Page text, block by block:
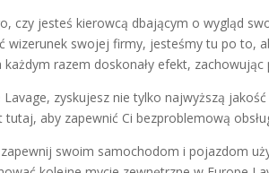
czy jesteś kierowcą dbającym o wygląd
wizerunek swojej firmy, jesteśmy tu po to,
każdym razem doskonały efekt, zachowując
Lavage, zyskujesz nie tylko najwyższą
tutaj, aby zapewnić Ci bezproblemową
zapewnij swoim samochodom i pojazdom